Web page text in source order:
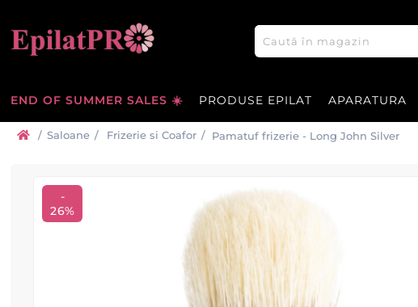
END OF SUMMER SALES ☀️ PRODUSE EPILAT APARATURA
/ Saloane / Frizerie si Coafor / Pamatuf frizerie - Long John Silver
-
26%